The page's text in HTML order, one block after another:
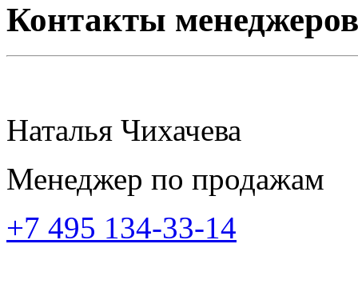
Контакты менеджеров
Наталья Чихачева
Менеджер по продажам
+7 495 134-33-14